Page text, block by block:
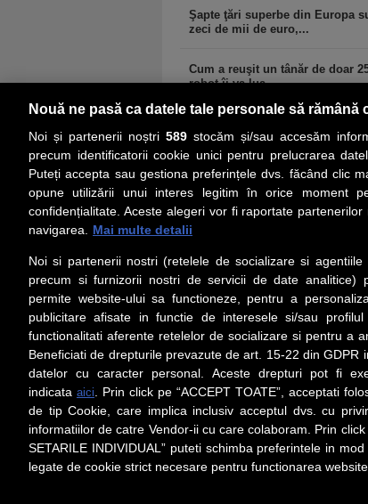
Şapte ţări superbe din Europa
zeci de mii de euro,...
Cum a reuşit un tânăr de doar
robot îi va lua...
PRIMA PAGINĂ
Social
Urmareste-ne pe Facebook
Setări cookies
Preluarea fără cost a materialelor de presă (text, foto
Spaţiile şi URL-ul/hyperlink-ul nu sunt luate în
Nouă ne pasă ca datele tale personale să rămână
Noi și partenerii noștri 589stocăm și/sau accesăm
precum identificatorii cookie unici pentru prelucrarea
Puteți accepta sau gestiona preferințele dvs. făcând clic
opune utilizării unui interes legitim în orice moment
confidențialitate. Aceste alegeri vor fi raportate
navigarea.
Mai multe detalii
Noi si partenerii nostri (retelele de socializare si agentiile
precum si furnizorii nostri de servicii de date analitice)
permite website-ului sa functioneze, pentru a
publicitare afisate in functie de interesele si/sau
functionalitati aferente retelelor de socializare si pentru a
Beneficiati de drepturile prevazute de art. 15-22 din GDPR
datelor cu caracter personal. Aceste drepturi pot fi
indicata aici. Prin click pe “ACCEPT TOATE”, acceptati
de tip Cookie, care implica inclusiv acceptul dvs. cu
informatiilor de catre Vendor-ii cu care colaboram. Prin click
SETARILE INDIVIDUAL” puteti schimba preferintele in
legate de cookie strict necesare pentru functionarea